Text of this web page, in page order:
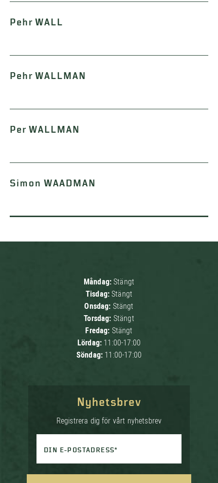
Pehr WALL
Pehr WALLMAN
Per WALLMAN
Simon WAADMAN
Måndag:Stängt
Tisdag:Stängt
Onsdag: Stängt
Torsdag: Stängt
Fredag: Stängt
Lördag: 11:00-17:00
Söndag: 11:00-17:00
Nyhetsbrev
Registrera dig för vårt nyhetsbrev
DIN E-POSTADRESS*